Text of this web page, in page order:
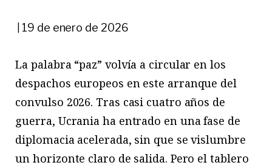
19 de enero de 2026
La palabra “paz” volvía a circular en los
despachos europeos en este arranque del
convulso 2026. Tras casi cuatro años de
guerra, Ucrania ha entrado en una fase de
diplomacia acelerada, sin que se vislumbre
un horizonte claro de salida. Pero el tablero